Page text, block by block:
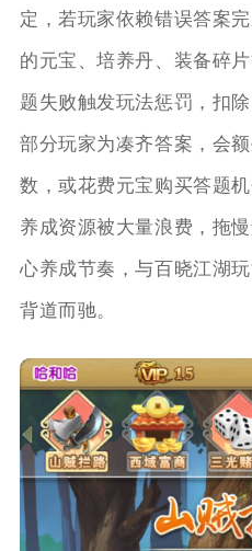
定，若玩家依赖错误答案
的元宝、培养丹、装备碎
题失败触发玩法惩罚，扣
部分玩家为凑齐答案，会
数，或花费元宝购买答题
养成资源被大量浪费，拖
心养成节奏，与百晓江湖
背道而驰。